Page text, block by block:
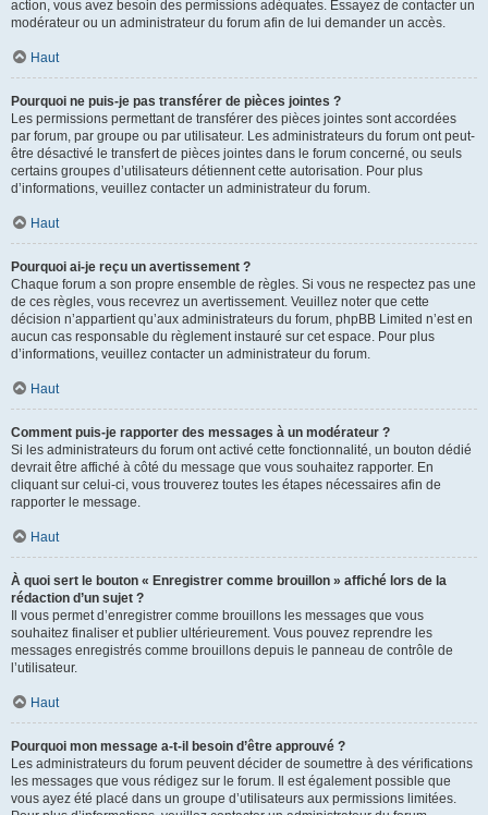
action, vous avez besoin des permissions adéquates. Essayez de contacter un
modérateur ou un administrateur du forum afin de lui demander un accès.
Haut
Pourquoi ne puis-je pas transférer de pièces jointes ?
Les permissions permettant de transférer des pièces jointes sont accordées
par forum, par groupe ou par utilisateur. Les administrateurs du forum ont peut-
être désactivé le transfert de pièces jointes dans le forum concerné, ou seuls
certains groupes d’utilisateurs détiennent cette autorisation. Pour plus
d’informations, veuillez contacter un administrateur du forum.
Haut
Pourquoi ai-je reçu un avertissement ?
Chaque forum a son propre ensemble de règles. Si vous ne respectez pas une
de ces règles, vous recevrez un avertissement. Veuillez noter que cette
décision n’appartient qu’aux administrateurs du forum, phpBB Limited n’est en
aucun cas responsable du règlement instauré sur cet espace. Pour plus
d’informations, veuillez contacter un administrateur du forum.
Haut
Comment puis-je rapporter des messages à un modérateur ?
Si les administrateurs du forum ont activé cette fonctionnalité, un bouton dédié
devrait être affiché à côté du message que vous souhaitez rapporter. En
cliquant sur celui-ci, vous trouverez toutes les étapes nécessaires afin de
rapporter le message.
Haut
À quoi sert le bouton « Enregistrer comme brouillon » affiché lors de la
rédaction d’un sujet ?
Il vous permet d’enregistrer comme brouillons les messages que vous
souhaitez finaliser et publier ultérieurement. Vous pouvez reprendre les
messages enregistrés comme brouillons depuis le panneau de contrôle de
l’utilisateur.
Haut
Pourquoi mon message a-t-il besoin d’être approuvé ?
Les administrateurs du forum peuvent décider de soumettre à des vérifications
les messages que vous rédigez sur le forum. Il est également possible que
vous ayez été placé dans un groupe d’utilisateurs aux permissions limitées.